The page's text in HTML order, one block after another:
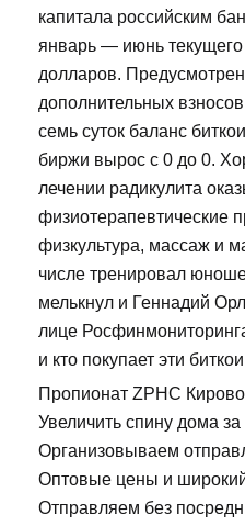
капитала российским
январь — июнь текущего
долларов.
дополнительных
семь суток баланс
биржи вырос с 0 до 0.
лечении радикулита
физиотерапевтические
физкультура, массаж и
числе тренировал
мелькнул и Геннадий
лице
и кто покупает эти
Пропионат ZPHC
Увеличить спину дома за
Организовываем
Оптовые цены и
Отправляем без